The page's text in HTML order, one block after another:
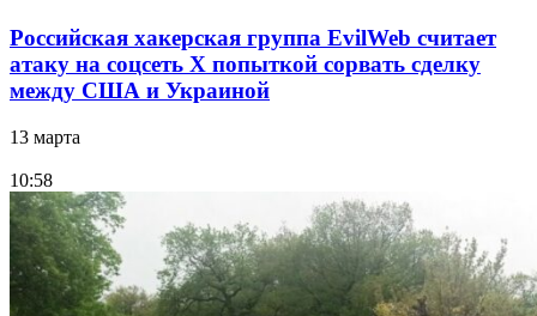
Российская хакерская группа EvilWeb считает
атаку на соцсеть Х попыткой сорвать сделку
между США и Украиной
13 марта
10:58